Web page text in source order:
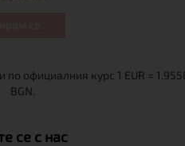
се с нас